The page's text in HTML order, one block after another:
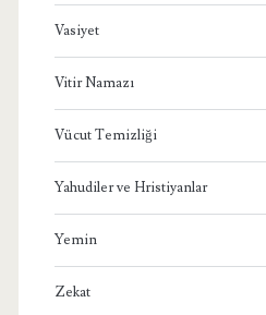
Vasiyet
Vitir Namazı
Vücut Temizliği
Yahudiler ve Hristiyanlar
Yemin
Zekat